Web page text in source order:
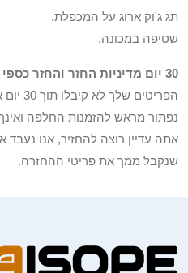
תג ג'וק ארוג על המכפלת.
שטיפה במכונה.
30 יום מדיניות החזר והחזר כספי
נפתור מראש להזמנות החלפה
אתה עדיין רוצה להחזיר, אנו
שנקבל ממך את פריטי ההחזרה.